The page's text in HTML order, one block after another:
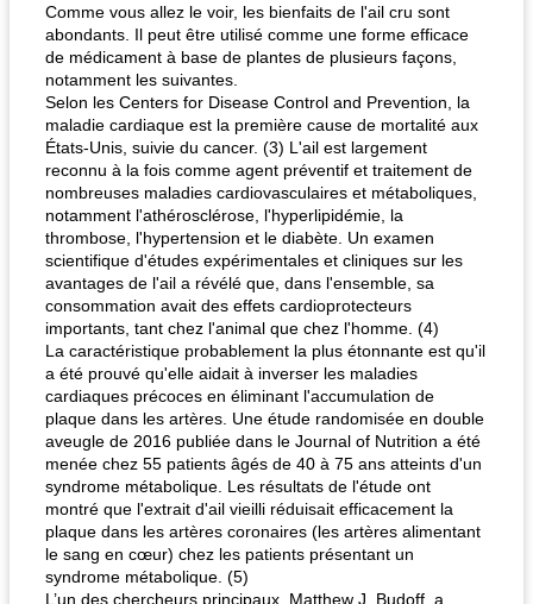
Comme vous allez le voir, les bienfaits de l'ail cru sont
abondants. Il peut être utilisé comme une forme efficace
de médicament à base de plantes de plusieurs façons,
notamment les suivantes.
Selon les Centers for Disease Control and Prevention, la
maladie cardiaque est la première cause de mortalité aux
États-Unis, suivie du cancer. (3) L'ail est largement
reconnu à la fois comme agent préventif et traitement de
nombreuses maladies cardiovasculaires et métaboliques,
notamment l'athérosclérose, l'hyperlipidémie, la
thrombose, l'hypertension et le diabète. Un examen
scientifique d'études expérimentales et cliniques sur les
avantages de l'ail a révélé que, dans l'ensemble, sa
consommation avait des effets cardioprotecteurs
importants, tant chez l'animal que chez l'homme. (4)
La caractéristique probablement la plus étonnante est qu'il
a été prouvé qu'elle aidait à inverser les maladies
cardiaques précoces en éliminant l'accumulation de
plaque dans les artères. Une étude randomisée en double
aveugle de 2016 publiée dans le Journal of Nutrition a été
menée chez 55 patients âgés de 40 à 75 ans atteints d'un
syndrome métabolique. Les résultats de l'étude ont
montré que l'extrait d'ail vieilli réduisait efficacement la
plaque dans les artères coronaires (les artères alimentant
le sang en cœur) chez les patients présentant un
syndrome métabolique. (5)
L’un des chercheurs principaux, Matthew J. Budoff, a